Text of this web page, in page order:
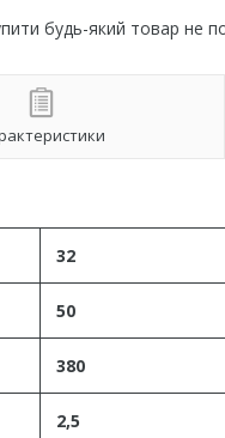
будь-який товар не
32
50
380
2,5